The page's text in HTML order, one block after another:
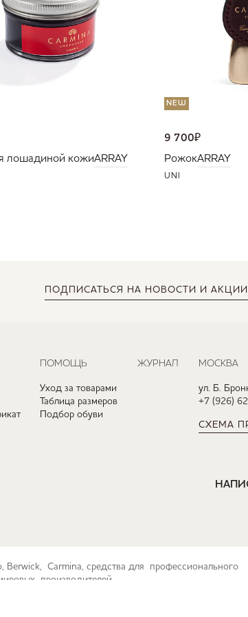
лошадиной кожиARRAY
NEW
9 700₽
РожокARRAY
UNI
ПОДПИСАТЬСЯ НА НОВОСТИ И АКЦИИ
ПОМОЩЬ
Уход за товарами
Таблица размеров
Подбор обуви
ЖУРНАЛ МОСКВА
ул. Б.
+7 (926)
СХЕМА
Berwick, Carmina, средства для профессионального
производителей